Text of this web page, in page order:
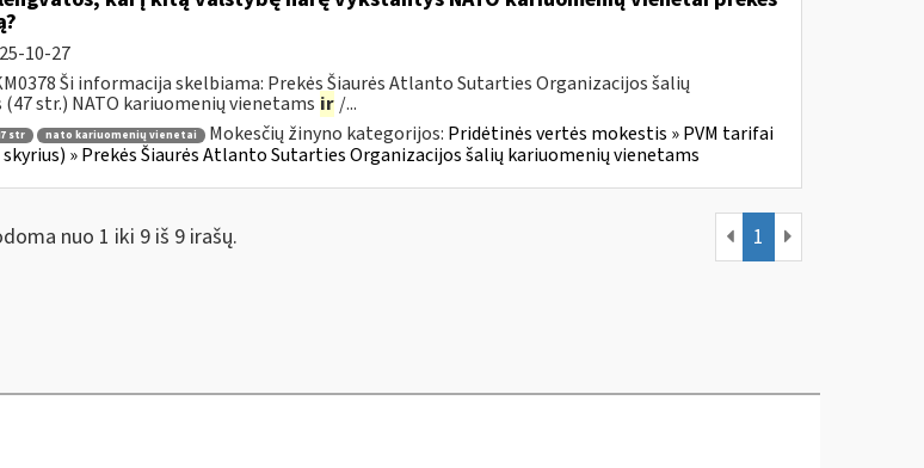
10-27
Ši informacija skelbiama: Prekės Šiaurės Atlanto Sutarties Organizacijos šalių
str.) NATO kariuomenių vienetams ir /...
str nato kariuomenių vienetai Mokesčių žinyno kategorijos: Pridėtinės vertės mokestis » PVM tarifai
skyrius) » Prekės Šiaurės Atlanto Sutarties Organizacijos šalių kariuomenių vienetams
nuo 1 iki 9 iš 9 irašų. 1